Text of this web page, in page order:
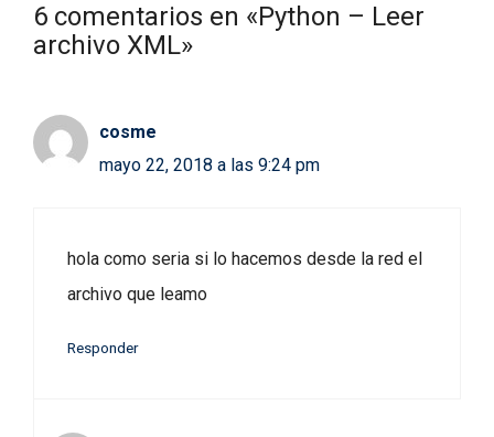
6 comentarios en «Python – Leer
archivo XML»
cosme
mayo 22, 2018 a las 9:24 pm
hola como seria si lo hacemos desde la red el
archivo que leamo
Responder